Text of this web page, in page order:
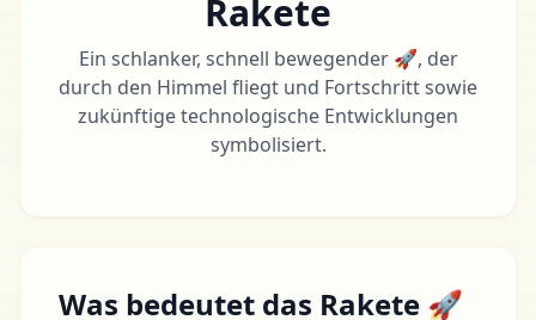
Rakete
Ein schlanker, schnell bewegender 🚀, der
durch den Himmel fliegt und Fortschritt sowie
zukünftige technologische Entwicklungen
symbolisiert.
Was bedeutet das Rakete 🚀